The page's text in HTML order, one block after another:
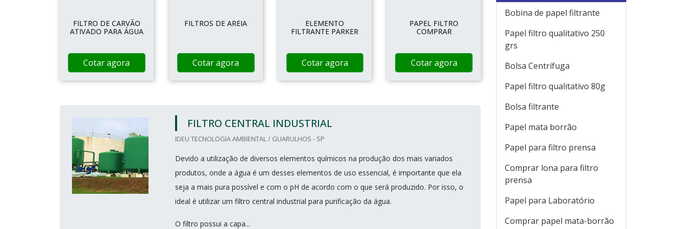
FILTRO DE CARVÃO
ATIVADO PARA ÁGUA
Cotar agora
FILTROS DE AREIA
Cotar agora
ELEMENTO
FILTRANTE PARKER
Cotar agora
PAPEL FILTRO
COMPRAR
Cotar agora
FILTRO CENTRAL INDUSTRIAL
IDEU TECNOLOGIA AMBIENTAL / GUARULHOS - SP
Devido a utilização de diversos elementos químicos na produção dos mais variados
produtos, onde a água é um desses elementos de uso essencial, é importante que ela
seja a mais pura possível e com o pH de acordo com o que será produzido. Por isso, o
ideal é utilizar um filtro central industrial para purificação da água.
O filtro possui a capa...
Bobina de papel filtrante
Papel filtro qualitativo 250
grs
Bolsa Centrífuga
Papel filtro qualitativo 80g
Bolsa filtrante
Papel mata borrão
Papel para filtro prensa
Comprar lona para filtro
prensa
Papel para Laboratório
Comprar papel mata-borrão